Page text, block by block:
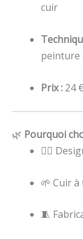
cuir
peinture
Prix : 24
🌿 Pourquoi
🧙‍♀️
🌱 Cuir
🧵